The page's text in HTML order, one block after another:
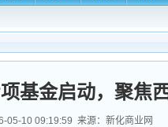
基金启动，聚焦
05-10 09:19:59 来源：新化商业网